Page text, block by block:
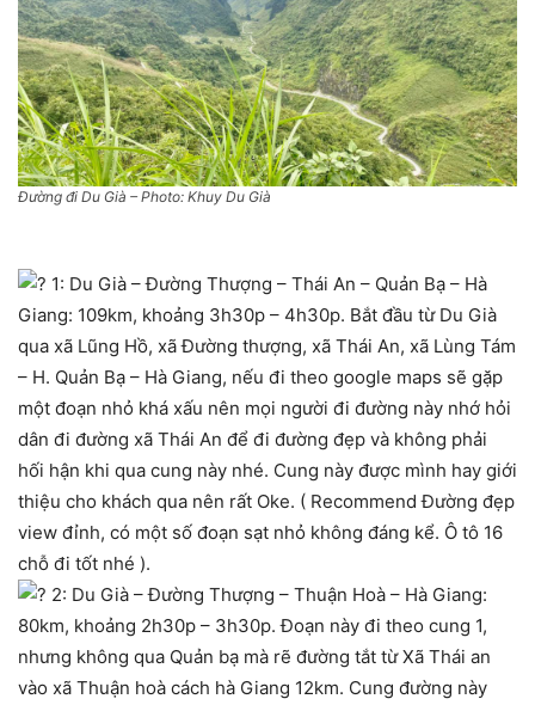
Đường đi Du Già – Photo: Khuy Du Già
1: Du Già – Đường Thượng – Thái An – Quản Bạ – Hà
Giang: 109km, khoảng 3h30p – 4h30p. Bắt đầu từ Du Già
qua xã Lũng Hồ, xã Đường thượng, xã Thái An, xã Lùng Tám
– H. Quản Bạ – Hà Giang, nếu đi theo google maps sẽ gặp
một đoạn nhỏ khá xấu nên mọi người đi đường này nhớ hỏi
dân đi đường xã Thái An để đi đường đẹp và không phải
hối hận khi qua cung này nhé. Cung này được mình hay giới
thiệu cho khách qua nên rất Oke. ( Recommend Đường đẹp
view đỉnh, có một số đoạn sạt nhỏ không đáng kể. Ô tô 16
chỗ đi tốt nhé ).
2: Du Già – Đường Thượng – Thuận Hoà – Hà Giang:
80km, khoảng 2h30p – 3h30p. Đoạn này đi theo cung 1,
nhưng không qua Quản bạ mà rẽ đường tắt từ Xã Thái an
vào xã Thuận hoà cách hà Giang 12km. Cung đường này